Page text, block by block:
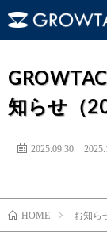
知らせ（
2025.09.30
HOME お知ら